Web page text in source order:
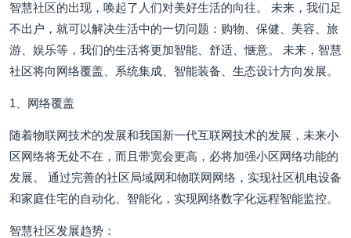
智慧社区的出现，唤起了人们对美好生活的向往。 未来，我们足
不出户，就可以解决生活中的一切问题：购物、保健、美容、旅
游、娱乐等，我们的生活将更加智能、舒适、惬意。 未来，智慧
社区将向网络覆盖、系统集成、智能装备、生态设计方向发展。
1、网络覆盖
随着物联网技术的发展和我国新一代互联网技术的发展，未来小
区网络将无处不在，而且带宽会更高，必将加强小区网络功能的
发展。 通过完善的社区局域网和物联网网络，实现社区机电设备
和家庭住宅的自动化、智能化，实现网络数字化远程智能监控。
智慧社区发展趋势：